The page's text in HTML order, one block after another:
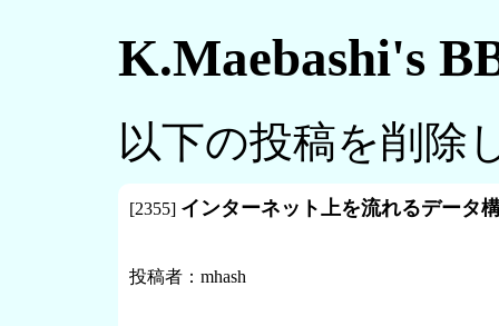
K.Maebashi's
以下の投稿を削除
[2355] インターネット上を流れるデータ
投稿者： mhash